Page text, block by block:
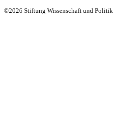
©2026 Stiftung Wissenschaft und Politik